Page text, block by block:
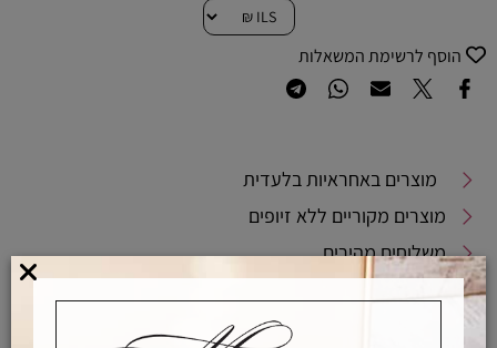
הוסף לרשימת המשאלות
מוצרים באחראיות בלעדית
מוצרים מקוריים ללא זיופים
משלוחים מהירים